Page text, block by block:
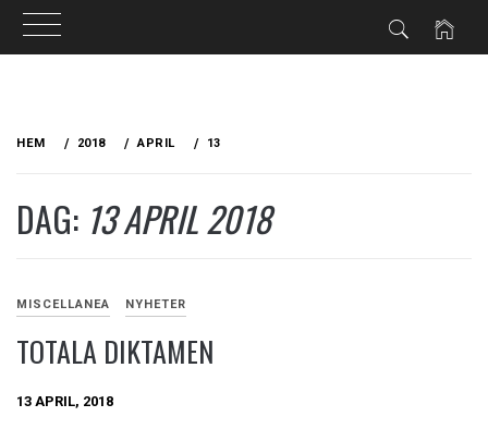
HEM 2018 APRIL 13
DAG: 13 APRIL 2018
MISCELLANEA NYHETER
TOTALA DIKTAMEN
13 APRIL, 2018